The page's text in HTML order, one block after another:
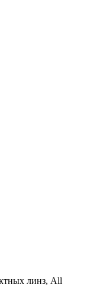
линз, All